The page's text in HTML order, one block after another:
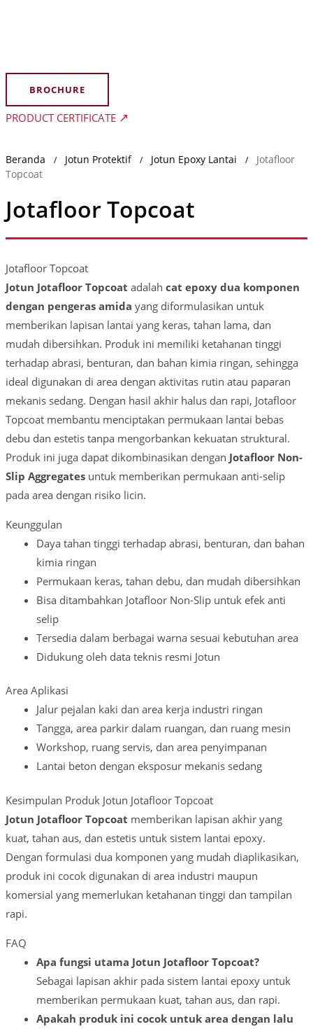
BROCHURE
PRODUCT CERTIFICATE
Beranda / Jotun Protektif / Jotun Epoxy Lantai /
Jotafloor
Topcoat
Jotafloor Topcoat
Jotafloor Topcoat
Jotun Jotafloor Topcoat adalah cat epoxy dua komponen
dengan pengeras amida yang diformulasikan untuk
memberikan lapisan lantai yang keras, tahan lama, dan
mudah dibersihkan. Produk ini memiliki ketahanan tinggi
terhadap abrasi, benturan, dan bahan kimia ringan, sehingga
ideal digunakan di area dengan aktivitas rutin atau paparan
mekanis sedang. Dengan hasil akhir halus dan rapi, Jotafloor
Topcoat membantu menciptakan permukaan lantai bebas
debu dan estetis tanpa mengorbankan kekuatan struktural.
Produk ini juga dapat dikombinasikan dengan Jotafloor Non-
Slip Aggregatesuntuk memberikan permukaan anti-selip
pada area dengan risiko licin.
Keunggulan
Daya tahan tinggi terhadap abrasi, benturan, dan bahan
kimia ringan
Permukaan keras, tahan debu, dan mudah dibersihkan
Bisa ditambahkan Jotafloor Non-Slip untuk efek anti
selip
Tersedia dalam berbagai warna sesuai kebutuhan area
Didukung oleh data teknis resmi Jotun
Area Aplikasi
Jalur pejalan kaki dan area kerja industri ringan
Tangga, area parkir dalam ruangan, dan ruang mesin
Workshop, ruang servis, dan area penyimpanan
Lantai beton dengan eksposur mekanis sedang
Kesimpulan Produk Jotun Jotafloor Topcoat
Jotun Jotafloor Topcoat memberikan lapisan akhir yang
kuat, tahan aus, dan estetis untuk sistem lantai epoxy.
Dengan formulasi dua komponen yang mudah diaplikasikan,
produk ini cocok digunakan di area industri maupun
komersial yang memerlukan ketahanan tinggi dan tampilan
rapi.
FAQ
Apa fungsi utama Jotun Jotafloor Topcoat?
Sebagai lapisan akhir pada sistem lantai epoxy untuk
memberikan permukaan kuat, tahan aus, dan rapi.
Apakah produk ini cocok untuk area dengan lalu